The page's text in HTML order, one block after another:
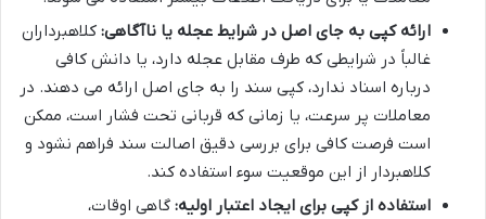
ارائه کپی به جای اصل در شرایط عجله یا ناآگاهی: کلاهبرداران
غالباً در شرایطی که طرف مقابل عجله دارد، یا دانش کافی
درباره اسناد ندارد، کپی سند را به جای اصل ارائه می دهند. در
معاملات پر سرعت، یا زمانی که قربانی تحت فشار است، ممکن
است فرصت کافی برای بررسی دقیق اصالت سند فراهم نشود و
کلاهبردار از این موقعیت سوء استفاده کند.
استفاده از کپی برای ایجاد اعتبار اولیه: گاهی اوقات،